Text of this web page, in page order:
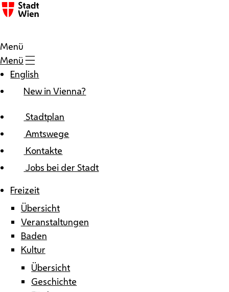
Zum Inhalt
Menü
Menü
English
New in Vienna?
Stadtplan
Amtswege
Kontakte
Jobs bei der Stadt
Freizeit
Übersicht
Veranstaltungen
Baden
Kultur
Übersicht
Geschichte